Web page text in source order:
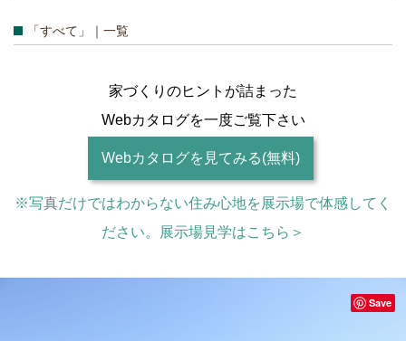
「すべて」｜一覧
家づくりのヒントが詰まった
Webカタログを一度ご覧下さい
Webカタログを見てみる(無料)
※写真だけではわからない住み心地を展示場で体感してく
ださい。展示場見学はこちら＞
Save